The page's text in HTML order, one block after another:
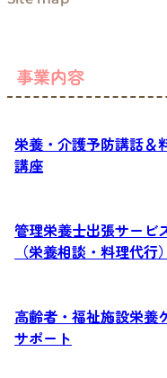
事業内容
栄養・介護予防講話＆
講座
管理栄養士出張サービ
（栄養相談・料理代行）
高齢者・福祉施設栄養
サポート